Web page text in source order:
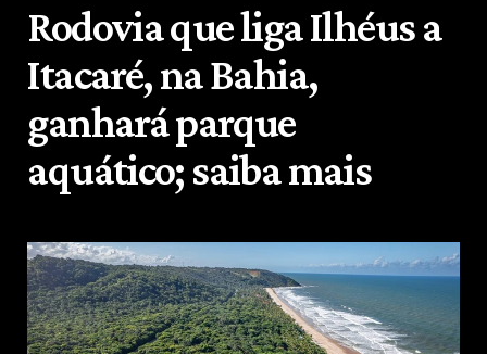
Rodovia que liga Ilhéus a
Itacaré, na Bahia,
ganhará parque
aquático; saiba mais